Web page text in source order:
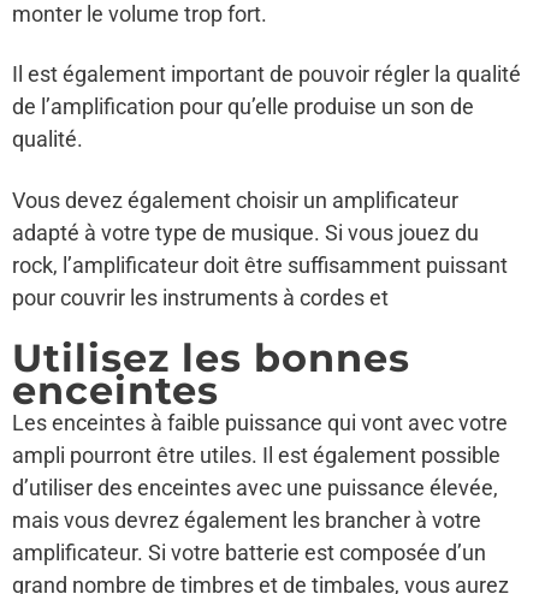
monter le volume trop fort.
Il est également important de pouvoir régler la qualité
de l’amplification pour qu’elle produise un son de
qualité.
Vous devez également choisir un amplificateur
adapté à votre type de musique. Si vous jouez du
rock, l’amplificateur doit être suffisamment puissant
pour couvrir les instruments à cordes et
Utilisez les bonnes
enceintes
Les enceintes à faible puissance qui vont avec votre
ampli pourront être utiles. Il est également possible
d’utiliser des enceintes avec une puissance élevée,
mais vous devrez également les brancher à votre
amplificateur. Si votre batterie est composée d’un
grand nombre de timbres et de timbales, vous aurez